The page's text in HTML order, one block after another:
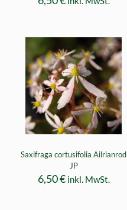
Saxifraga cortusifolia Ailrianrod
JP
6,50€ inkl. MwSt.